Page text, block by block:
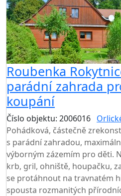
Roubenka
parádní zahrada
koupání
Číslo objektu: 2006016
Pohádková, částečně
s parádní zahradou,
výborným zázemím pro děti.
krb, gril, ohniště, houpačku,
se protáhnout na travnatém
spousta rozmanitých